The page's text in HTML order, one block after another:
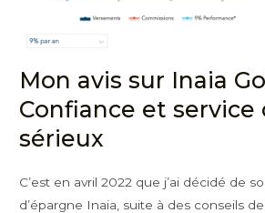
Mon avis sur Inaia
Confiance et service
sérieux
C’est en avril 2022 que j’ai décidé de
d’épargne Inaia, suite à des conseils